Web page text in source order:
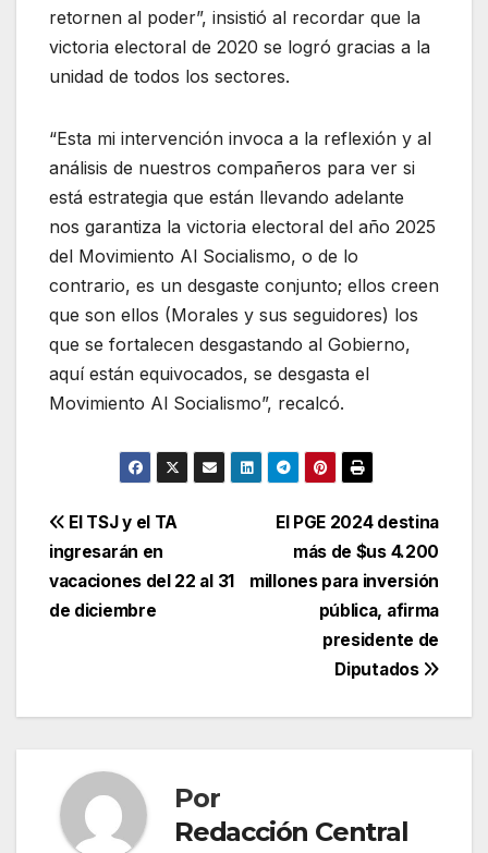
retornen al poder”, insistió al recordar que la
victoria electoral de 2020 se logró gracias a la
unidad de todos los sectores.
“Esta mi intervención invoca a la reflexión y al
análisis de nuestros compañeros para ver si
está estrategia que están llevando adelante
nos garantiza la victoria electoral del año 2025
del Movimiento Al Socialismo, o de lo
contrario, es un desgaste conjunto; ellos creen
que son ellos (Morales y sus seguidores) los
que se fortalecen desgastando al Gobierno,
aquí están equivocados, se desgasta el
Movimiento Al Socialismo”, recalcó.
Navegación
de
entradas
El PGE 2024 destina
más de $us 4.200
millones para inversión
pública, afirma
presidente de
Diputados
El TSJ y el TA
ingresarán en
vacaciones del 22 al 31
de diciembre
Por
Redacción Central